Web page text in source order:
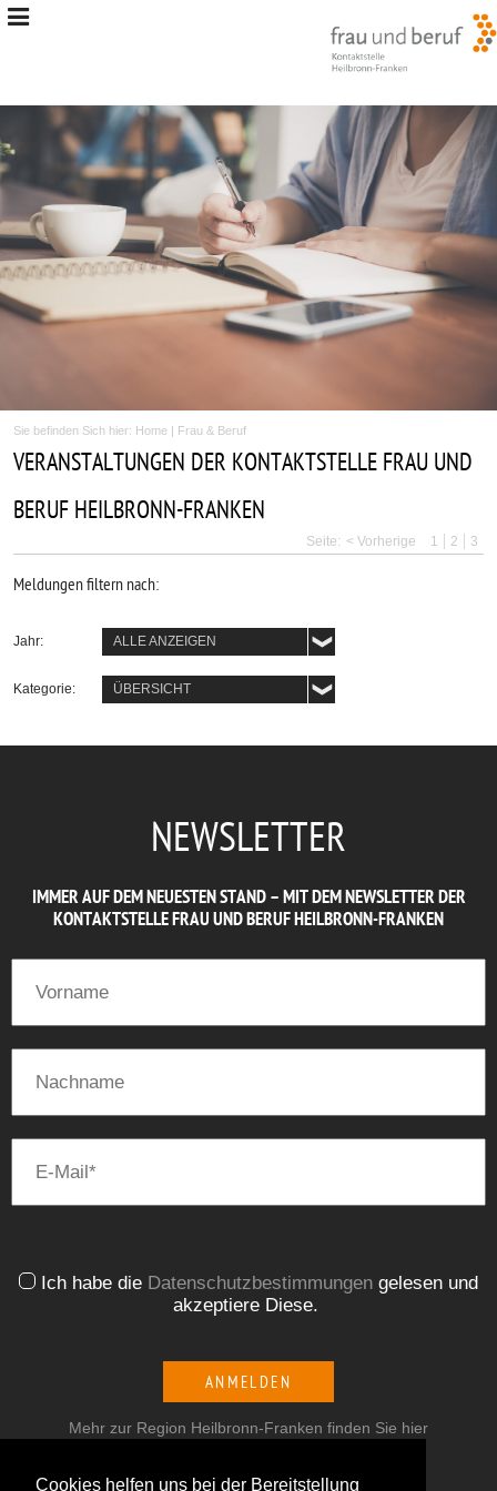
Cookies helfen uns bei der Bereitstellung
Sie befinden Sich hier: Home | Frau & Beruf
VERANSTALTUNGEN DER KONTAKTSTELLE FRAU UND
BERUF HEILBRONN-FRANKEN
Seite: < Vorherige 1 2 3
Meldungen filtern nach:
Jahr: ALLE ANZEIGEN
Kategorie: ÜBERSICHT
NEWSLETTER
IMMER AUF DEM NEUESTEN STAND – MIT DEM NEWSLETTER DER
KONTAKTSTELLE FRAU UND BERUF HEILBRONN-FRANKEN
Ich habe die Datenschutzbestimmungen gelesen und
akzeptiere Diese.
ANMELDEN
Mehr zur Region Heilbronn-Franken finden Sie hier